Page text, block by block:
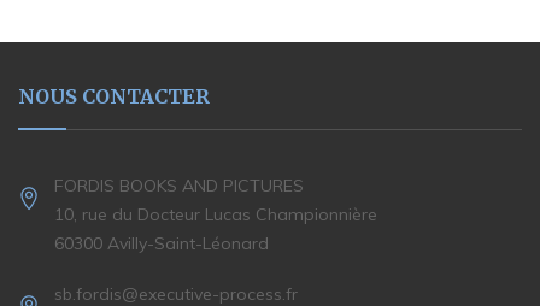
NOUS CONTACTER
FORDIS BOOKS AND PICTURES
10, rue du Docteur Lucas Championnière
60300 Avilly-Saint-Léonard
sb.fordis@executive-process.fr